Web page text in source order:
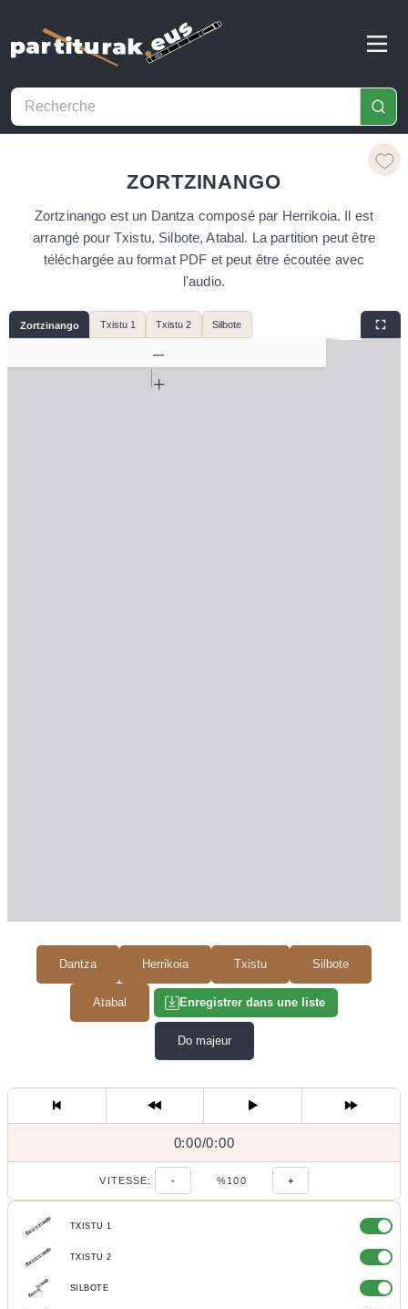
ZORTZINANGO
Dantza Herrikoia Txistu Silbote
Atabal Enregistrer dans une liste
Do majeur
Zortzinango est un Dantza composé par Herrikoia. Il est
arrangé pour Txistu, Silbote, Atabal. La partition peut être
téléchargée au format PDF et peut être écoutée avec
l'audio.
0:00/
0:00/0:00
VITESSE: - %100 +
TXISTU 1
TXISTU 2
SILBOTE
Zortzinango Txistu 1 Txistu 2 Silbote